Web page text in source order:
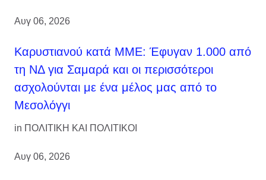
Αυγ 06, 2026
Καρυστιανού κατά ΜΜΕ: Έφυγαν 1.000 από
τη ΝΔ για Σαμαρά και οι περισσότεροι
ασχολούνται με ένα μέλος μας από το
Μεσολόγγι
in ΠΟΛΙΤΙΚΗ ΚΑΙ ΠΟΛΙΤΙΚΟΙ
Αυγ 06, 2026